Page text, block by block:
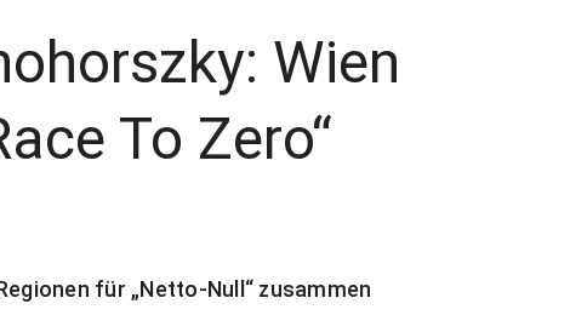
Wien
To Zero“
für „Netto-Null“ zusammen